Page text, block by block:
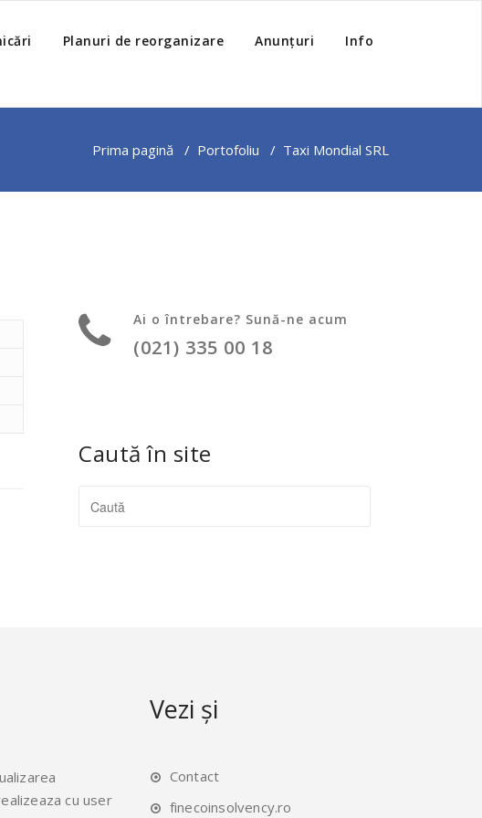
Planuri de reorganizare Anunțuri Info
Prima pagină / Portofoliu / Taxi Mondial SRL
Ai o întrebare? Sună-ne acum
(021) 335 00 18
Caută în site
cu user
Vezi și
Contact
finecoinsolvency.ro